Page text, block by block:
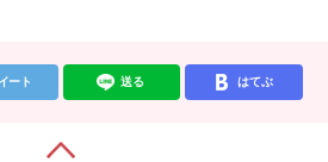
ート 送る はてぶ